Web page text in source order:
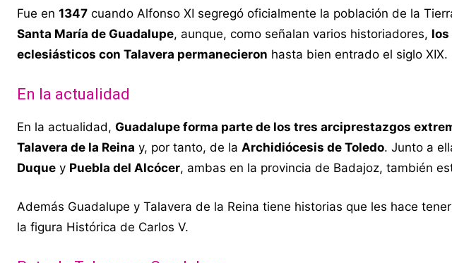
Fue en 1347 cuando Alfonso XI segregó oficialmente la población de la
Santa María de Guadalupe, aunque, como señalan varios historiadores,
eclesiásticos con Talavera permanecieron hasta bien entrado el siglo XIX.
En la actualidad
En la actualidad, Guadalupe forma parte de los tres arciprestazgos
Talavera de la Reina y, por tanto, de la Archidiócesis de Toledo. Junto a
Duque y Puebla del Alcócer, ambas en la provincia de Badajoz, también
Además Guadalupe y Talavera de la Reina tiene historias que les hace
la figura Histórica de Carlos V.